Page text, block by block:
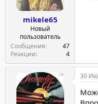
mikele65
Новый
пользователь
Сообщения
47
Реакции
4
30